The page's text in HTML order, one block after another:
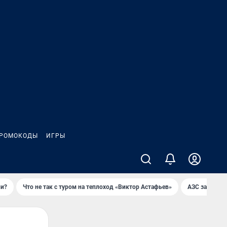
ИГРЫ
Что не так с туром на теплоход «Виктор Астафьев» AЗС